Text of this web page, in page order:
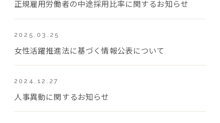
正規雇用労働者の中途採用比率に関するお知らせ
2025.03.25
女性活躍推進法に基づく情報公表について
2024.12.27
人事異動に関するお知らせ